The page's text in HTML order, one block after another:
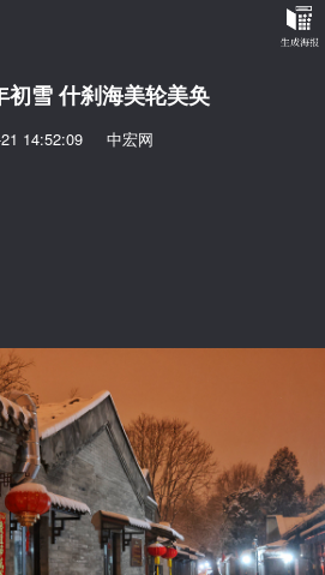
初雪 什刹海美轮美奂
14:52:09 中宏网